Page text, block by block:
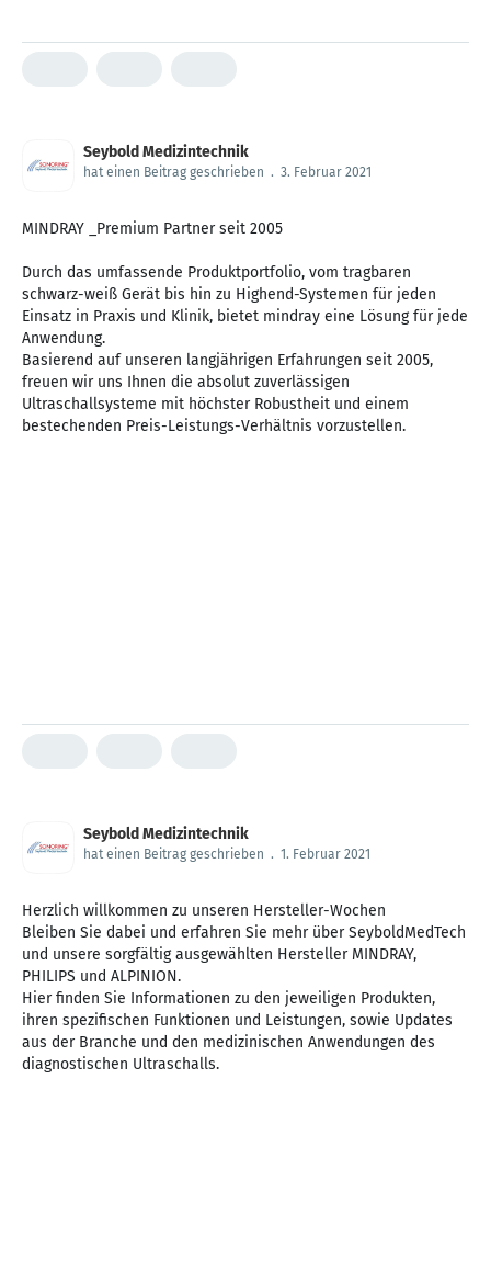
Seybold Medizintechnik
hat einen Beitrag geschrieben . 3. Februar 2021
MINDRAY _Premium Partner seit 2005
Durch das umfassende Produktportfolio, vom tragbaren
schwarz-weiß Gerät bis hin zu Highend-Systemen für jeden
Einsatz in Praxis und Klinik, bietet mindray eine Lösung für jede
Anwendung.
Basierend auf unseren langjährigen Erfahrungen seit 2005,
freuen wir uns Ihnen die absolut zuverlässigen
Ultraschallsysteme mit höchster Robustheit und einem
bestechenden Preis-Leistungs-Verhältnis vorzustellen.
Seybold Medizintechnik
hat einen Beitrag geschrieben . 1. Februar 2021
Herzlich willkommen zu unseren Hersteller-Wochen
Bleiben Sie dabei und erfahren Sie mehr über SeyboldMedTech
und unsere sorgfältig ausgewählten Hersteller MINDRAY,
PHILIPS und ALPINION.
Hier finden Sie Informationen zu den jeweiligen Produkten,
ihren spezifischen Funktionen und Leistungen, sowie Updates
aus der Branche und den medizinischen Anwendungen des
diagnostischen Ultraschalls.